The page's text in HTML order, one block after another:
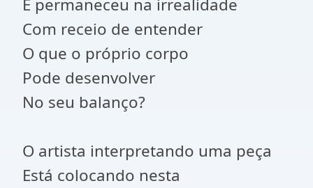
E permaneceu na irrealidade
Com receio de entender
O que o próprio corpo
Pode desenvolver
No seu balanço?
O artista interpretando uma peça
Está colocando nesta